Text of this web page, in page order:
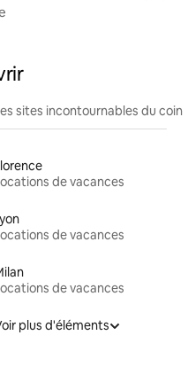
sites incontournables du coin
de vacances
de vacances
de vacances
plus d'éléments